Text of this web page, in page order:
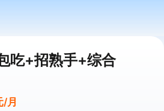
吃+招熟手+综合
/月